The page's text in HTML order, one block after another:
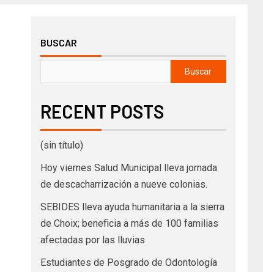
BUSCAR
Buscar
RECENT POSTS
(sin título)
Hoy viernes Salud Municipal lleva jornada
de descacharrización a nueve colonias.
SEBIDES lleva ayuda humanitaria a la sierra
de Choix; beneficia a más de 100 familias
afectadas por las lluvias
Estudiantes de Posgrado de Odontología